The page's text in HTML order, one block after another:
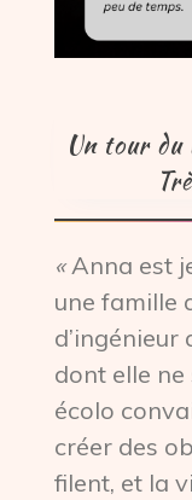
Un tour du
«Anna est
une famille
dont elle
écolo
créer des
filent, et la